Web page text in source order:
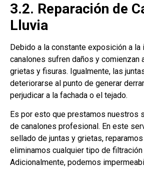
3.2. Reparación de
Lluvia
Debido a la constante exposición a la
canalones sufren daños y comienzan
grietas y fisuras. Igualmente, las
deteriorarse al punto de generar
perjudicar a la fachada o el tejado.
Es por esto que prestamos nuestros
de canalones profesional. En este
sellado de juntas y grietas,
eliminamos cualquier tipo de filtración
Adicionalmente, podemos